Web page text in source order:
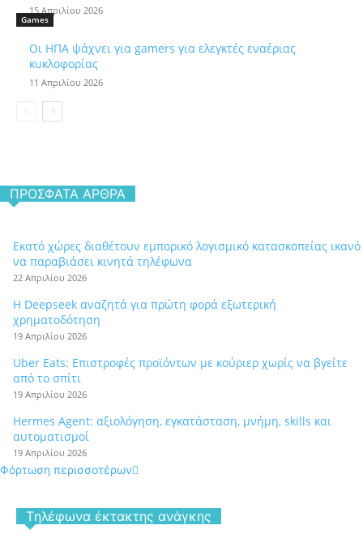
15 Απριλίου 2026
Games
Οι ΗΠΑ ψάχνει για gamers για ελεγκτές εναέριας
κυκλοφορίας
11 Απριλίου 2026
ΠΡΌΣΦΑΤΑ ΆΡΘΡΑ
Εκατό χώρες διαθέτουν εμπορικό λογισμικό κατασκοπείας ικανό
να παραβιάσει κινητά τηλέφωνα
22 Απριλίου 2026
Η Deepseek αναζητά για πρώτη φορά εξωτερική
χρηματοδότηση
19 Απριλίου 2026
Uber Eats: Επιστροφές προϊόντων με κούριερ χωρίς να βγείτε
από το σπίτι
19 Απριλίου 2026
Hermes Agent: αξιολόγηση, εγκατάσταση, μνήμη, skills και
αυτοματισμοί
19 Απριλίου 2026
Φόρτωση περισσοτέρων
Tηλέφωνα έκτακτης ανάγκης